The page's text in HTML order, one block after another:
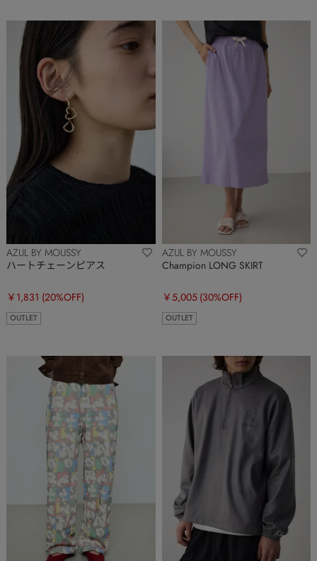
AZUL BY MOUSSY
ハートチェーンピアス
￥1,831 (20%OFF)
OUTLET
AZUL BY MOUSSY
Champion LONG SKIRT
￥5,005 (30%OFF)
OUTLET